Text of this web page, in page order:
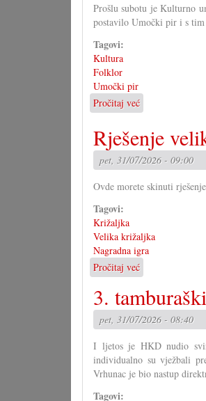
o
narodni
Prošlu subotu je Kulturno
postavilo Umočki pir i s tim
Tagovi:
Kultura
Folklor
Umočki pir
Pročitaj već
Jubilarna
predstava
umočkoga
pira
Rješenje
pet, 31/07/2026 - 09:00
Ovde morete skinuti
Tagovi:
Križaljka
Velika križaljka
Nagradna igra
Pročitaj već
Rješenje
velike
križaljke
za
juli
3.
pet, 31/07/2026 - 08:40
I ljetos je HKD nudio
individualno su vježbali
Vrhunac je bio nastup
Tagovi: